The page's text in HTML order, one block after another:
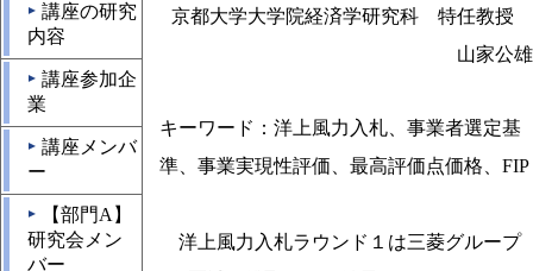
▲ 講座の研究
内容
▲ 講座参加企
業
▲ 講座メンバ
ー
▲
【部門A】
研究会メン
バー
京都大学大学院経済学研究科 特任教授
山家公雄
キーワード：洋上風力入札、事業者選定基
準、事業実現性評価、最高評価点価格、FIP
洋上風力入札ラウンド１は三菱グループ